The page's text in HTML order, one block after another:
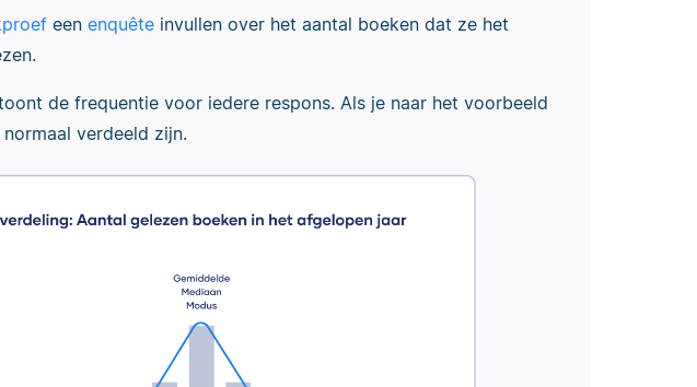
een enquêteinvullen over het aantal boeken dat ze het
de frequentie voor iedere respons. Als je naar het voorbeeld
verdeeld zijn.